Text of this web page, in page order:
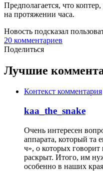
Предполагается, что
на протяжении часа.
Новость подсказал
20 комментариев
Поделиться
Лучшие
Контекст комментария
kaa_the_snake
Очень интересен
аппарата, который та
ч», о которых говорит
раскрыт. Итого, им
особенно в наших